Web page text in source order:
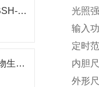
QHX-250BSH-Ⅲ QHX-300BSH-Ⅲ QHX400BSH-Ⅲ人工气候箱参数
光照培养箱中光照强度与植物生长的关系
光照
输入
定时
内胆
外形